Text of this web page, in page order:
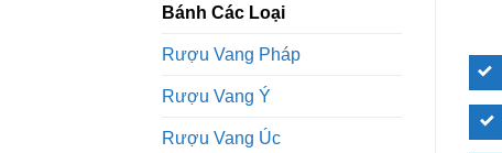
Bánh Các Loại
Rượu Vang Pháp
Rượu Vang Ý
Rượu Vang Úc